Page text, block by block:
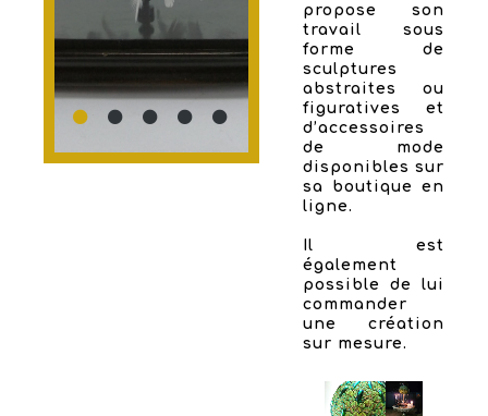
propose son
travail sous
forme de
sculptures
abstraites ou
figuratives et
d’accessoires
de mode
disponibles sur
sa boutique en
ligne.
Il est
également
possible de lui
commander
une création
sur mesure.